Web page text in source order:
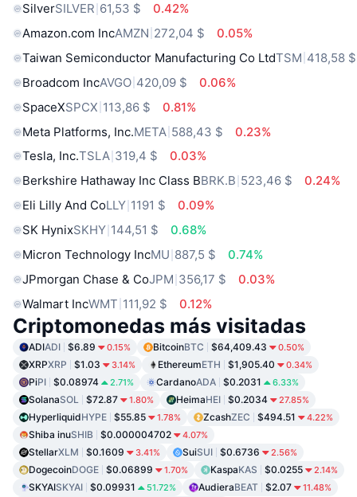
SilverSILVER 61,53 $
0.42%
Amazon.com IncAMZN 272,04 $
0.05%
Taiwan Semiconductor Manufacturing Co LtdTSM 418,58 $
Broadcom IncAVGO 420,09 $
0.06%
SpaceXSPCX 113,86 $
0.81%
Meta Platforms, Inc.META 588,43 $
0.23%
Tesla, Inc.TSLA 319,4 $
0.03%
Berkshire Hathaway Inc Class BBRK.B 523,46 $
0.24%
Eli Lilly And CoLLY 1191 $
0.09%
SK HynixSKHY 144,51 $
0.68%
Micron Technology IncMU 887,5 $
0.74%
JPmorgan Chase & CoJPM 356,17 $
0.03%
Walmart IncWMT 111,92 $ 0.12%
Criptomonedas más visitadas
ADIADI $6.89 0.15% BitcoinBTC $64,409.43 0.50%
XRPXRP $1.03 3.14% EthereumETH $1,905.40 0.34%
PiPI $0.08974 2.71% CardanoADA $0.2031 6.33%
SolanaSOL $72.87 1.80% HeimaHEI $0.2034 27.85%
HyperliquidHYPE $55.85 1.78% ZcashZEC $494.51 4.22%
Shiba inuSHIB $0.000004702 4.07%
StellarXLM $0.1609 3.41% SuiSUI $0.6736 2.56%
DogecoinDOGE $0.06899 1.70% KaspaKAS $0.0255 2.14%
SKYAISKYAI $0.09931 51.72% AudieraBEAT $2.07 11.48%